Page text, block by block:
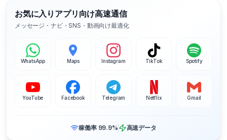
お気に入りアプリ向け高速通信
メッセージ・ナビ・SNS・動画向け最適化
WhatsApp Maps Instagram TikTok Spotify
YouTube Facebook Telegram Netflix Gmail
稼働率 99.9% 高速データ